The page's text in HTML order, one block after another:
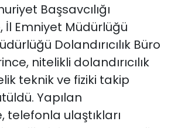
Başsavcılığı
İl Emniyet Müdürlüğü
Dolandırıcılık Büro
nitelikli dolandırıcılık
teknik ve fiziki takip
Yapılan
ulaştıkları